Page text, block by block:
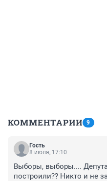
КОММЕНТАРИИ 9
Гость
8 июля, 17:10
Выборы, выборы....
построили?? Никто и не